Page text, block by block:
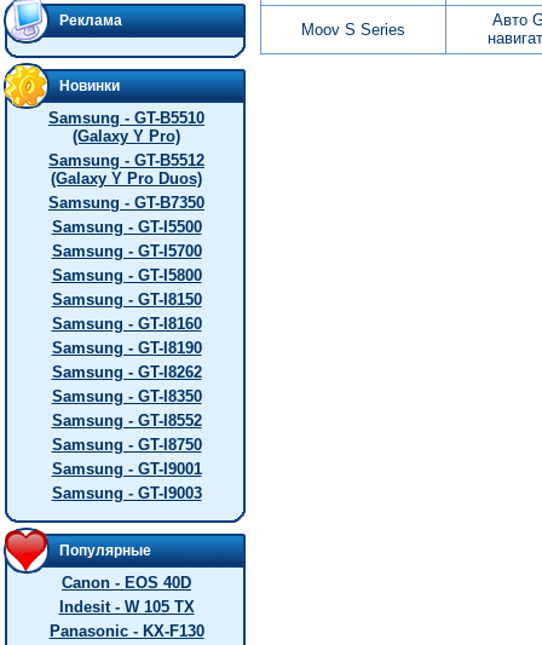
Реклама
Новинки
Samsung - GT-B5510
(Galaxy Y Pro)
Samsung - GT-B5512
(Galaxy Y Pro Duos)
Samsung - GT-B7350
Samsung - GT-I5500
Samsung - GT-I5700
Samsung - GT-I5800
Samsung - GT-I8150
Samsung - GT-I8160
Samsung - GT-I8190
Samsung - GT-I8262
Samsung - GT-I8350
Samsung - GT-I8552
Samsung - GT-I8750
Samsung - GT-I9001
Samsung - GT-I9003
Популярные
Canon - EOS 40D
Indesit - W 105 TX
Panasonic - KX-F130
Moov S Series
Авто